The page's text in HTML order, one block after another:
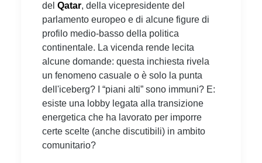
del Qatar, della vicepresidente del
parlamento europeo e di alcune figure di
profilo medio-basso della politica
continentale. La vicenda rende lecita
alcune domande: questa inchiesta rivela
un fenomeno casuale o è solo la punta
dell'iceberg? I “piani alti” sono immuni? E:
esiste una lobby legata alla transizione
energetica che ha lavorato per imporre
certe scelte (anche discutibili) in ambito
comunitario?